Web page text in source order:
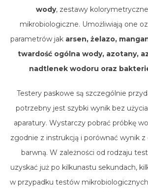
wody, zestawy
mikrobiologiczne. Umożliwiają one
parametrów jak arsen, żelazo,
twardość ogólna wody, azotany,
nadtlenek wodoru oraz
Testery paskowe są szczególnie
potrzebny jest szybki wynik bez
aparatury. Wystarczy pobrać próbkę
zgodnie z instrukcją i porównać wynik z
barwną. W zależności od rodzaju
uzyskać już po kilkunastu sekundach,
w przypadku testów